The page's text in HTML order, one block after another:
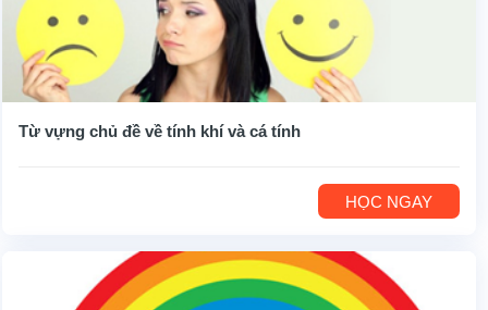
Từ vựng chủ đề về tính khí và cá tính
HỌC NGAY